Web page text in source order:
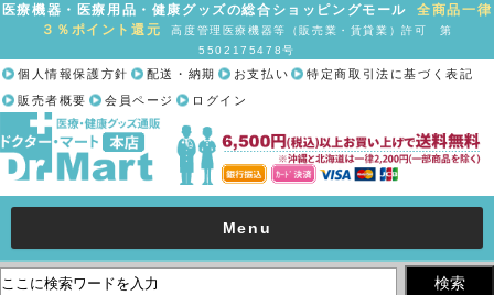
医療機器・医療用品・健康グッズの総合ショッピングモール全商品一律
３％ポイント還元
高度管理医療機器等（販売業・賃貸業）許可 第
5502175478号
個人情報保護方針 配送・納期 お支払い
特定商取引法に基づく表記
販売者概要
会員ページ ログイン
Menu